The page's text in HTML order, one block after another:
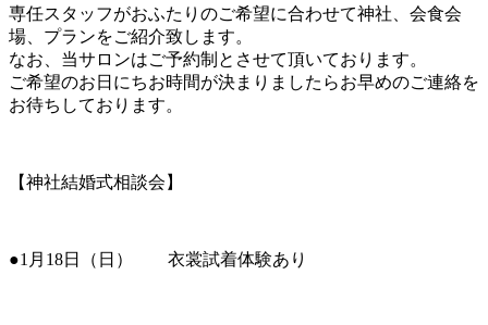
専任スタッフがおふたりのご希望に合わせて神社、会食会
場、プランをご紹介致します。
なお、当サロンはご予約制とさせて頂いております。
ご希望のお日にちお時間が決まりましたらお早めのご連絡を
お待ちしております。
【神社結婚式相談会】
●1月18日（日） 衣裳試着体験あり